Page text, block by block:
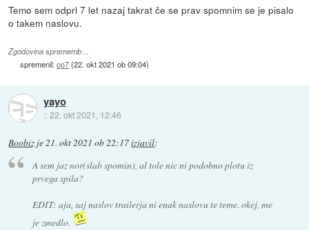
Temo sem odprl 7 let nazaj takrat če se prav spomnim se je pisalo
o takem naslovu.
Zgodovina sprememb…
spremenil:oo7(22. okt 2021 ob 09:04)
yayo
::22. okt 2021, 12:46
Boobiz je21. okt 2021 ob 22:17izjavil:
A sem jaz nor(slab spomin), al tole nic ni podobno plotu iz
prvega spila?
EDIT: aja, saj naslov trailerja ni enak naslovu te teme. okej, me
je zmedlo.